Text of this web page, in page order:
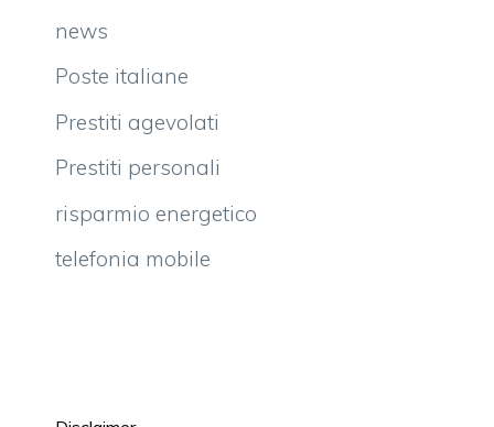
news
Poste italiane
Prestiti agevolati
Prestiti personali
risparmio energetico
telefonia mobile